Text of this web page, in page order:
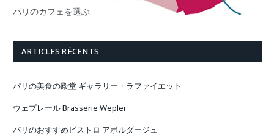
パリのカフェを選ぶ
ARTICLES RÉCENTS
パリの美食の殿堂 ギャラリー・ラファイエット
ウェプレール Brasserie Wepler
パリのおすすめビストロ アボルダージュ